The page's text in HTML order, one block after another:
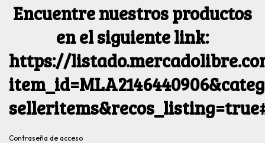
Encuentre nuestros productos
en el siguiente link:
https://
Contraseña de acceso